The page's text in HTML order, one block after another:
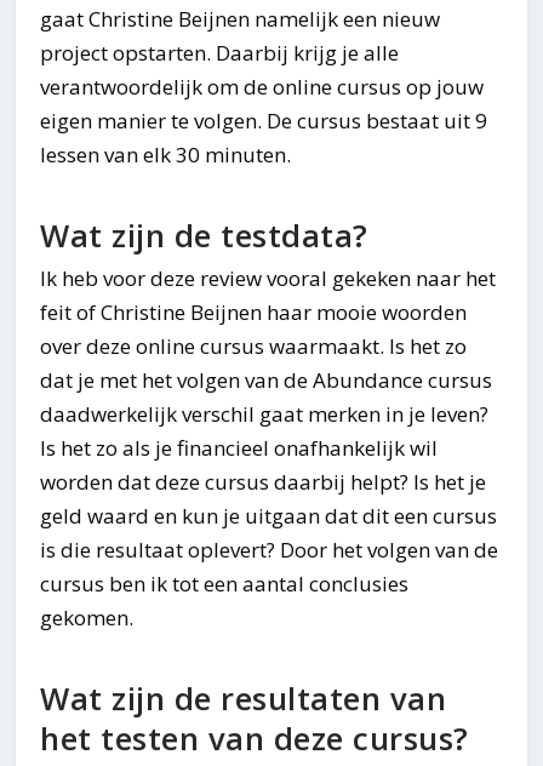
gaat Christine Beijnen namelijk een nieuw
project opstarten. Daarbij krijg je alle
verantwoordelijk om de online cursus op jouw
eigen manier te volgen. De cursus bestaat uit 9
lessen van elk 30 minuten.
Wat zijn de testdata?
Ik heb voor deze review vooral gekeken naar het
feit of Christine Beijnen haar mooie woorden
over deze online cursus waarmaakt. Is het zo
dat je met het volgen van de Abundance cursus
daadwerkelijk verschil gaat merken in je leven?
Is het zo als je financieel onafhankelijk wil
worden dat deze cursus daarbij helpt? Is het je
geld waard en kun je uitgaan dat dit een cursus
is die resultaat oplevert? Door het volgen van de
cursus ben ik tot een aantal conclusies
gekomen.
Wat zijn de resultaten van
het testen van deze cursus?